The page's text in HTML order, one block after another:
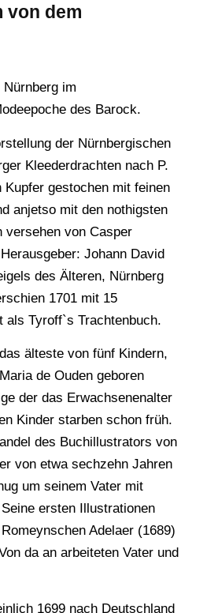
von dem
Nürnberg im
des Barock.
der Nürnbergischen
Kleederdrachten nach P.
Kupfer gestochen mit feinen
anjetso mit den nothigsten
versehen von Casper
Johann David
des Älteren, Nürnberg
1701 mit 15
als Tyroff`s Trachtenbuch.
älteste von fünf Kindern,
de Ouden geboren
der das Erwachsenenalter
Kinder starben schon früh.
des Buchillustrators von
von etwa sechzehn Jahren
um seinem Vater mit
ersten Illustrationen
Adelaer (1689)
da an arbeiteten Vater und
1699 nach Deutschland